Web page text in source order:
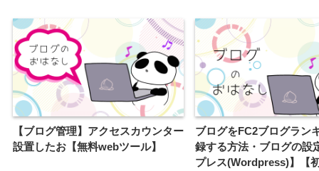
【ブログ管理】アクセスカウンター
設置したお【無料webツール】
ブログをFC2ブログラン
録する方法・ブログの設
プレス(Wordpress)】【